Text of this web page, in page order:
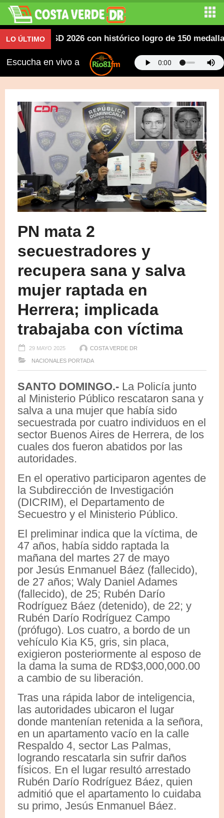
LO ÚLTIMOSD 2026 con histórico logro de 150
Escucha en vivo a
PN mata 2
secuestradores y
recupera sana y salva
mujer raptada en
Herrera; implicada
trabajaba con víctima
29 MAYO 2025 COSTA VERDE DR
NACIONALES PORTADA
SANTO DOMINGO.- La Policía junto
al Ministerio Público rescataron sana y
salva a una mujer que había sido
secuestrada por cuatro individuos en el
sector Buenos Aires de Herrera, de los
cuales dos fueron abatidos por las
autoridades.
En el operativo participaron agentes de
la Subdirección de Investigación
(DICRIM), el Departamento de
Secuestro y el Ministerio Público.
El preliminar indica que la víctima, de
47 años, había siddo raptada la
mañana del martes 27 de mayo
por Jesús Enmanuel Báez (fallecido),
de 27 años; Waly Daniel Adames
(fallecido), de 25; Rubén Darío
Rodríguez Báez (detenido), de 22; y
Rubén Darío Rodríguez Campo
(prófugo). Los cuatro, a bordo de un
vehículo Kia K5, gris, sin placa,
exigieron posteriormente al esposo de
la dama la suma de RD$3,000,000.00
a cambio de su liberación.
Tras una rápida labor de inteligencia,
las autoridades ubicaron el lugar
donde mantenían retenida a la señora,
en un apartamento vacío en la calle
Respaldo 4, sector Las Palmas,
logrando rescatarla sin sufrir daños
físicos. En el lugar resultó arrestado
Rubén Darío Rodríguez Báez, quien
admitió que el apartamento lo cuidaba
su primo, Jesús Enmanuel Báez.